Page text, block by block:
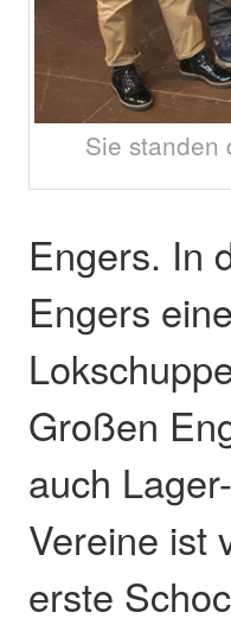
Sie standen
Engers. In
Engers
Großen
auch
Vereine ist
erste